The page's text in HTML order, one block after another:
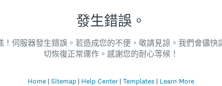
發生錯誤。
！伺服器發生錯誤。若造成您的不便，敬請見諒。我們會儘快
切恢復正常運作。感謝您的耐心等候！
Home Sitemap Help Center Templates Learn More